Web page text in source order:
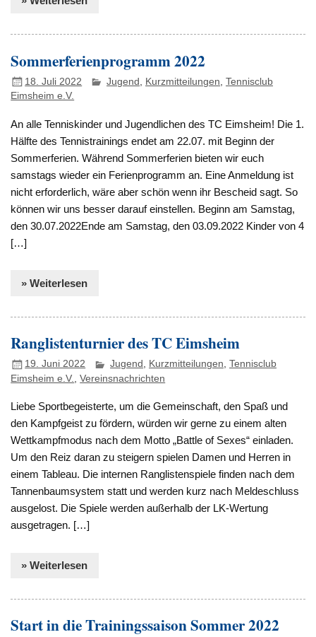
Sommerferienprogramm 2022
18. Juli 2022 Jugend , Kurzmitteilungen,Tennisclub
Eimsheim e.V.
An alle Tenniskinder und Jugendlichen des TC Eimsheim! Die 1.
Hälfte des Tennistrainings endet am 22.07. mit Beginn der
Sommerferien. Während Sommerferien bieten wir euch
samstags wieder ein Ferienprogramm an. Eine Anmeldung ist
nicht erforderlich, wäre aber schön wenn ihr Bescheid sagt. So
können wir uns besser darauf einstellen. Beginn am Samstag,
den 30.07.2022Ende am Samstag, den 03.09.2022 Kinder von 4
[…]
» Weiterlesen
Ranglistenturnier des TC Eimsheim
19. Juni 2022 Jugend , Kurzmitteilungen,Tennisclub
Eimsheim e.V.
,Vereinsnachrichten
Liebe Sportbegeisterte, um die Gemeinschaft, den Spaß und
den Kampfgeist zu fördern, würden wir gerne zu einem alten
Wettkampfmodus nach dem Motto „Battle of Sexes“ einladen.
Um den Reiz daran zu steigern spielen Damen und Herren in
einem Tableau. Die internen Ranglistenspiele finden nach dem
Tannenbaumsystem statt und werden kurz nach Meldeschluss
ausgelost. Die Spiele werden außerhalb der LK-Wertung
ausgetragen. […]
» Weiterlesen
Start in die Trainingssaison Sommer 2022